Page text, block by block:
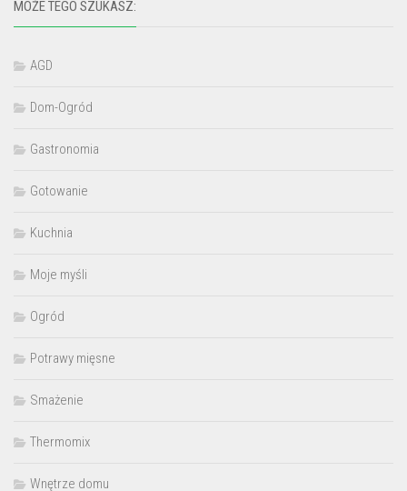
MOŻE TEGO SZUKASZ:
AGD
Dom-Ogród
Gastronomia
Gotowanie
Kuchnia
Moje myśli
Ogród
Potrawy mięsne
Smażenie
Thermomix
Wnętrze domu